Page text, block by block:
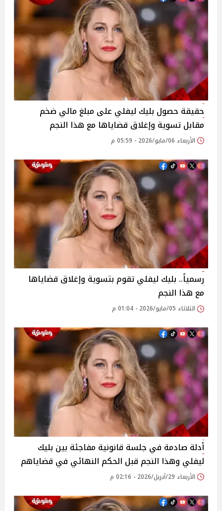
حقيقة حصول بليك ليفلي على مبلغ مالي ضخم
مقابل تسوية وإغلاق قضاياها مع هذا النجم
الأربعاء 06/مايو/2026 - 05:59 م
رسمياً.. بليك ليفلي تقوم بتسوية وإغلاق قضاياها
مع هذا النجم
الثلاثاء 05/مايو/2026 - 01:04 م
أدلة صادمة في جلسة قانونية مفاجئة بين بليك
ليفلي وهذا النجم قبل الحكم النهائي في قضاياهم
الأربعاء 29/أبريل/2026 - 02:16 م